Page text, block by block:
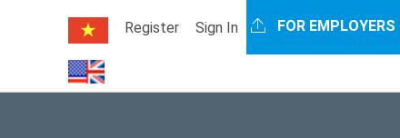
Register Sign In FOR EMPLOYERS